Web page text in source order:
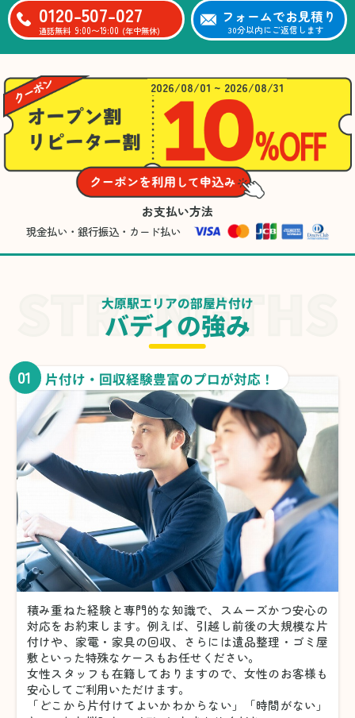
0120-507-027
通話無料 9:00〜19:00 (年中無休)
フォームでお見積り
30分以内にご返信します
2026/08/01 ~ 2026/08/31
お支払い方法
現金払い・銀行振込・カード払い
大原駅エリアの部屋片付け
バディの強み
01 片付け・回収経験豊富のプロが対応！
積み重ねた経験と専門的な知識で、スムーズかつ安心の
対応をお約束します。例えば、引越し前後の大規模な片
付けや、家電・家具の回収、さらには遺品整理・ゴミ屋
敷といった特殊なケースもお任せください。
女性スタッフも在籍しておりますので、女性のお客様も
安心してご利用いただけます。
「どこから片付けてよいかわからない」「時間がない」